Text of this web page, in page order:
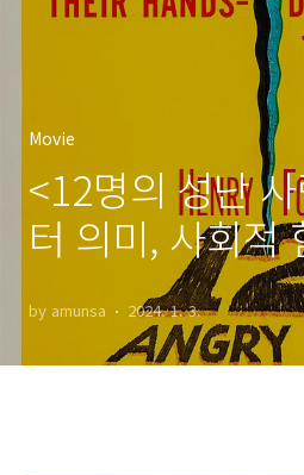
Movie
<12명의 성난
터 의미, 사회적
by amunsa 2024. 1. 3.